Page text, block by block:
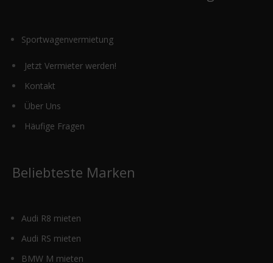
Sportwagenvermietung
Jetzt Vermieter werden!
Kontakt
Über Uns
Häufige Fragen
Beliebteste Marken
Audi R8 mieten
Audi RS mieten
BMW M mieten